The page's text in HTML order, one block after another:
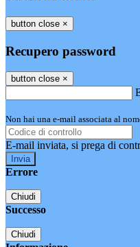
button close ×
Recupero password
button close ×
Non hai una e-mail associata al
E-mail inviata, si prega di
Errore
Chiudi
Successo
Chiudi